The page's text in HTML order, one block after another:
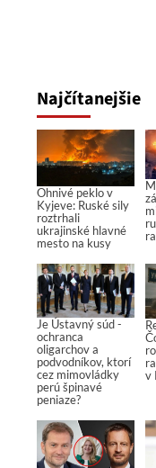
Najčítanejšie
Ohnivé peklo v
Kyjeve: Ruské sily
roztrhali
ukrajinské hlavné
mesto na kusy
Je Ústavný súd -
ochranca
oligarchov a
podvodníkov, ktorí
cez mimovládky
perú špinavé
peniaze?
v